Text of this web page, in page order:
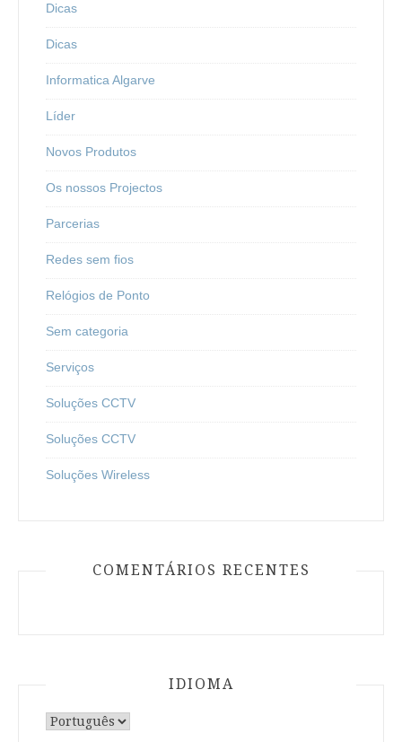
Dicas
Dicas
Informatica Algarve
Líder
Novos Produtos
Os nossos Projectos
Parcerias
Redes sem fios
Relógios de Ponto
Sem categoria
Serviços
Soluções CCTV
Soluções CCTV
Soluções Wireless
COMENTÁRIOS RECENTES
IDIOMA
Escolha